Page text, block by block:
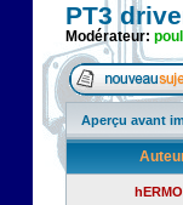
PT3
Modérateur:
Aperçu avant